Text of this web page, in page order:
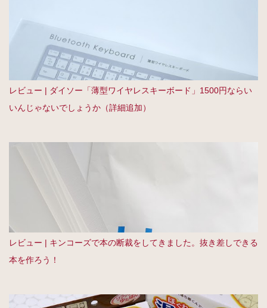
レビュー | ダイソー「薄型ワイヤレスキーボード」1500円ならい
いんじゃないでしょうか（詳細追加）
レビュー | キンコーズで本の断裁をしてきました。抜き差しできる
本を作ろう！